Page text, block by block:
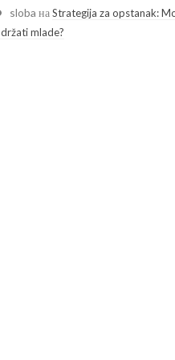
sloba наStrategija za opstanak:
mlade?